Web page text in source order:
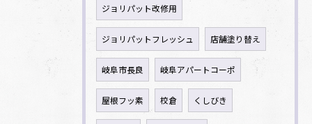
ジョリパット改修用
ジョリパットフレッシュ 店舗塗り替え
岐阜市長良 岐阜アパートコーポ
屋根フッ素 校倉 くしびき